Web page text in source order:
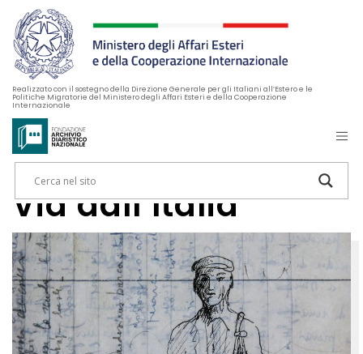
Realizzato con il sostegno della Direzione Generale per gli Italiani all’Estero e le
Politiche Migratorie del Ministero degli Affari Esteri e della Cooperazione
Internazionale
Via dall’Italia